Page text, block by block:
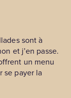
sont à
et j’en passe.
un menu
se payer la